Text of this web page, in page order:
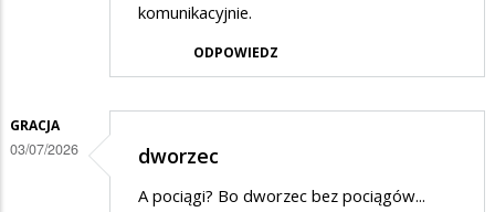
komunikacyjnie.
ODPOWIEDZ
GRACJA
03/07/2026 dworzec
A pociągi? Bo dworzec bez pociągów...